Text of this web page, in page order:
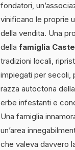
fondatori,
vinificano le proprie
della vendita. Una
della famiglia
tradizioni locali,
impiegati per secoli,
razza autoctona
erbe infestanti e
Una famiglia
un’area
che valeva davvero